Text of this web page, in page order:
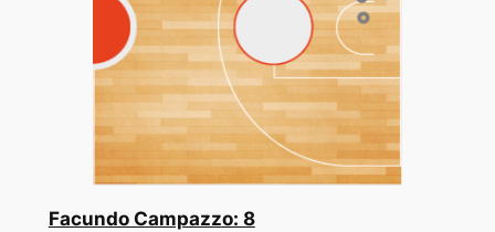
Facundo Campazzo: 8